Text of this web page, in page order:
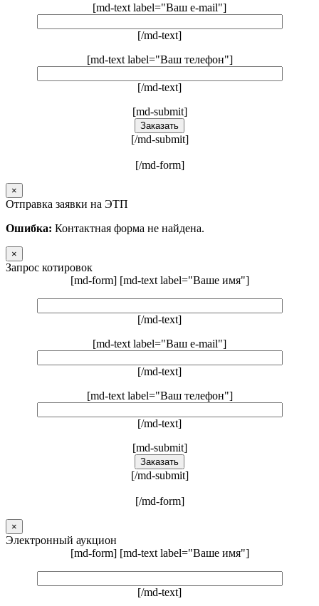
[md-text label="Ваш e-mail"]
[/md-text]
[md-text label="Ваш телефон"]
[/md-text]
[md-submit]
[/md-submit]
[/md-form]
×
Отправка заявки на ЭТП
Ошибка: Контактная форма не найдена.
×
Запрос котировок
[md-form] [md-text label="Ваше имя"]
[/md-text]
[md-text label="Ваш e-mail"]
[/md-text]
[md-text label="Ваш телефон"]
[/md-text]
[md-submit]
[/md-submit]
[/md-form]
×
Электронный аукцион
[md-form] [md-text label="Ваше имя"]
[/md-text]